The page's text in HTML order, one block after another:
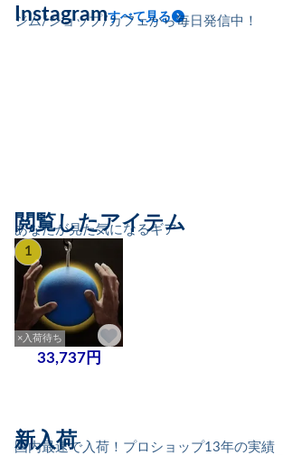
ジム/ショップ/カフェから毎日発信中！
Instagramすべて見る
あなたが見た気になるギア
閲覧したアイテム
1
×入荷待ち
33,737円
国内最速で入荷！プロショップ13年の実績
新入荷